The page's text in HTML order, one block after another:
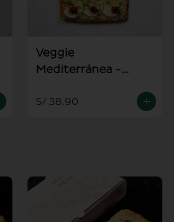
Veggie
Mediterránea -
S/ 38.90